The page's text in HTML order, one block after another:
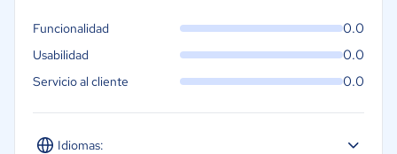
Idiomas:
Funcionalidad 0.0
Usabilidad 0.0
Servicio al cliente 0.0